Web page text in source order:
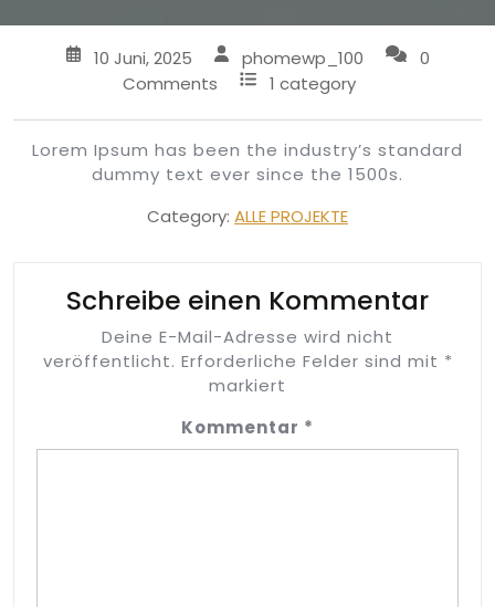
10 Juni, 2025 phomewp_100
0
Comments
1 category
Lorem Ipsum has been the industry’s standard
dummy text ever since the 1500s.
Category: ALLE PROJEKTE
Schreibe einen Kommentar
Deine E-Mail-Adresse wird nicht
veröffentlicht. Erforderliche Felder sind mit *
markiert
Kommentar *